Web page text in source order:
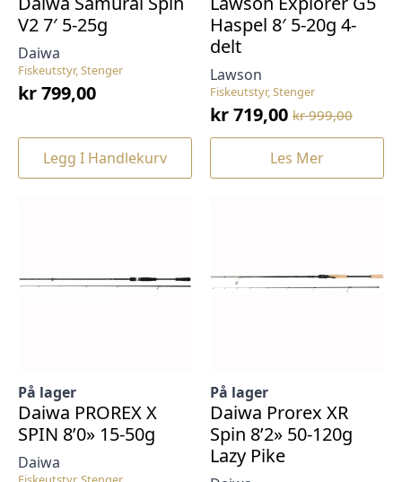
Fiskeutstyr, Stenger
Daiwa
V2 7′ 5-25g
kr799,00
Legg I Handlekurv
Fiskeutstyr, Stenger
Lawson
Haspel 8′ 5-20g 4-
delt
kr999,00
Opprinnelig
pris
kr719,00
Nåværende
pris
Les Mer
Daiwa
På lager
Daiwa PROREX X
SPIN 8’0» 15-50g
På lager
Daiwa Prorex XR
Spin 8’2» 50-120g
Lazy Pike